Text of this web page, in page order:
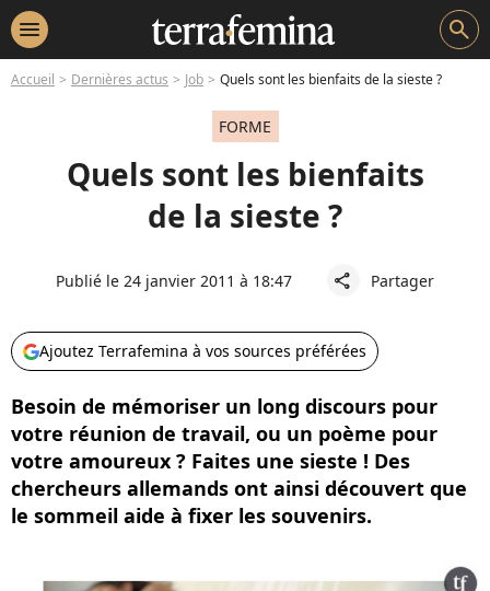
menu search
Accueil Dernières actus Job Quels sont les bienfaits de la sieste ?
FORME
Quels sont les bienfaits
de la sieste ?
Publié le 24 janvier 2011 à 18:47 share Partager
Ajoutez Terrafemina à vos sources préférées
Besoin de mémoriser un long discours pour
votre réunion de travail, ou un poème pour
votre amoureux ? Faites une sieste ! Des
chercheurs allemands ont ainsi découvert que
le sommeil aide à fixer les souvenirs.